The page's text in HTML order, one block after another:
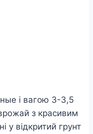
і вагою 3-3,5
з красивим
у відкритий грунт